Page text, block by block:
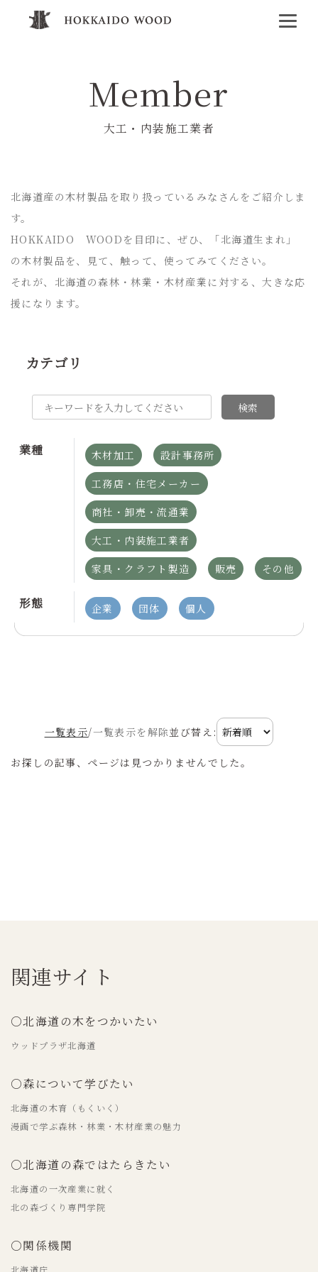
Member
大工・内装施工業者
北海道産の木材製品を取り扱っているみなさんをご紹介しま
す。
HOKKAIDO WOODを目印に、ぜひ、「北海道生まれ」
の木材製品を、見て、触って、使ってみてください。
それが、北海道の森林・林業・木材産業に対する、大きな応
援になります。
カテゴリ
検索
業種 木材加工
設計事務所
工務店・住宅メーカー
商社・卸売・流通業
大工・内装施工業者
家具・クラフト製造
販売 その他
形態 企業 団体 個人
一覧表示/一覧表示を解除並び替え:
お探しの記事、ページは見つかりませんでした。
関連サイト
○北海道の木をつかいたい
ウッドプラザ北海道
○森について学びたい
北海道の木育（もくいく）
漫画で学ぶ森林・林業・木材産業の魅力
○北海道の森ではたらきたい
北海道の一次産業に就く
北の森づくり専門学院
○関係機関